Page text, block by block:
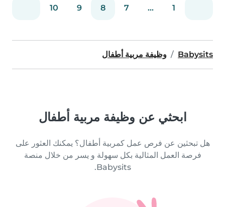
1
...
7
8
9
10
Babysits وظيفة مربية أطفال
ابحثي عن وظيفة مربية أطفال
هل تبحثين عن فرص عمل كمربية أطفال؟ يمكنك العثور على
فرصة العمل المثالية بكل سهولة و يسر من خلال منصة
Babysits.